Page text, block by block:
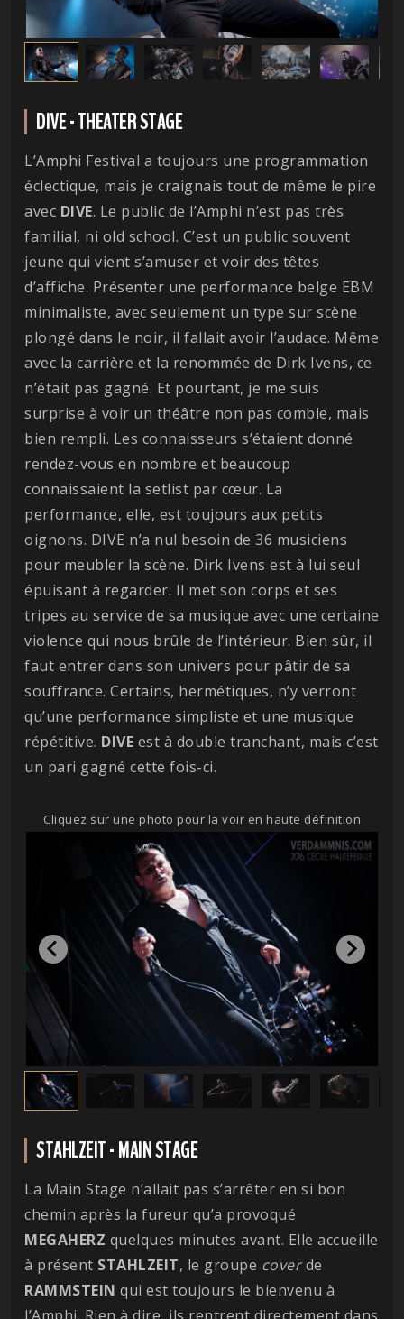
DIVE - THEATER STAGE
L’Amphi Festival a toujours une programmation
éclectique, mais je craignais tout de même le pire
avec DIVE. Le public de l’Amphi n’est pas très
familial, ni old school. C’est un public souvent
jeune qui vient s’amuser et voir des têtes
d’affiche. Présenter une performance belge EBM
minimaliste, avec seulement un type sur scène
plongé dans le noir, il fallait avoir l’audace. Même
avec la carrière et la renommée de Dirk Ivens, ce
n’était pas gagné. Et pourtant, je me suis
surprise à voir un théâtre non pas comble, mais
bien rempli. Les connaisseurs s’étaient donné
rendez-vous en nombre et beaucoup
connaissaient la setlist par cœur. La
performance, elle, est toujours aux petits
oignons. DIVE n’a nul besoin de 36 musiciens
pour meubler la scène. Dirk Ivens est à lui seul
épuisant à regarder. Il met son corps et ses
tripes au service de sa musique avec une certaine
violence qui nous brûle de l’intérieur. Bien sûr, il
faut entrer dans son univers pour pâtir de sa
souffrance. Certains, hermétiques, n’y verront
qu’une performance simpliste et une musique
répétitive. DIVE est à double tranchant, mais c’est
un pari gagné cette fois-ci.
Cliquez sur une photo pour la voir en haute définition
STAHLZEIT - MAIN STAGE
La Main Stage n’allait pas s’arrêter en si bon
chemin après la fureur qu’a provoqué
MEGAHERZ quelques minutes avant. Elle accueille
à présent STAHLZEIT, le groupe coverde
RAMMSTEIN qui est toujours le bienvenu à